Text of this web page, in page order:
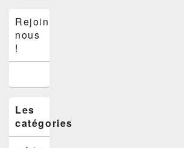
principale
de
widget
latérale
Rejoins-
nous
!
Les
catégories